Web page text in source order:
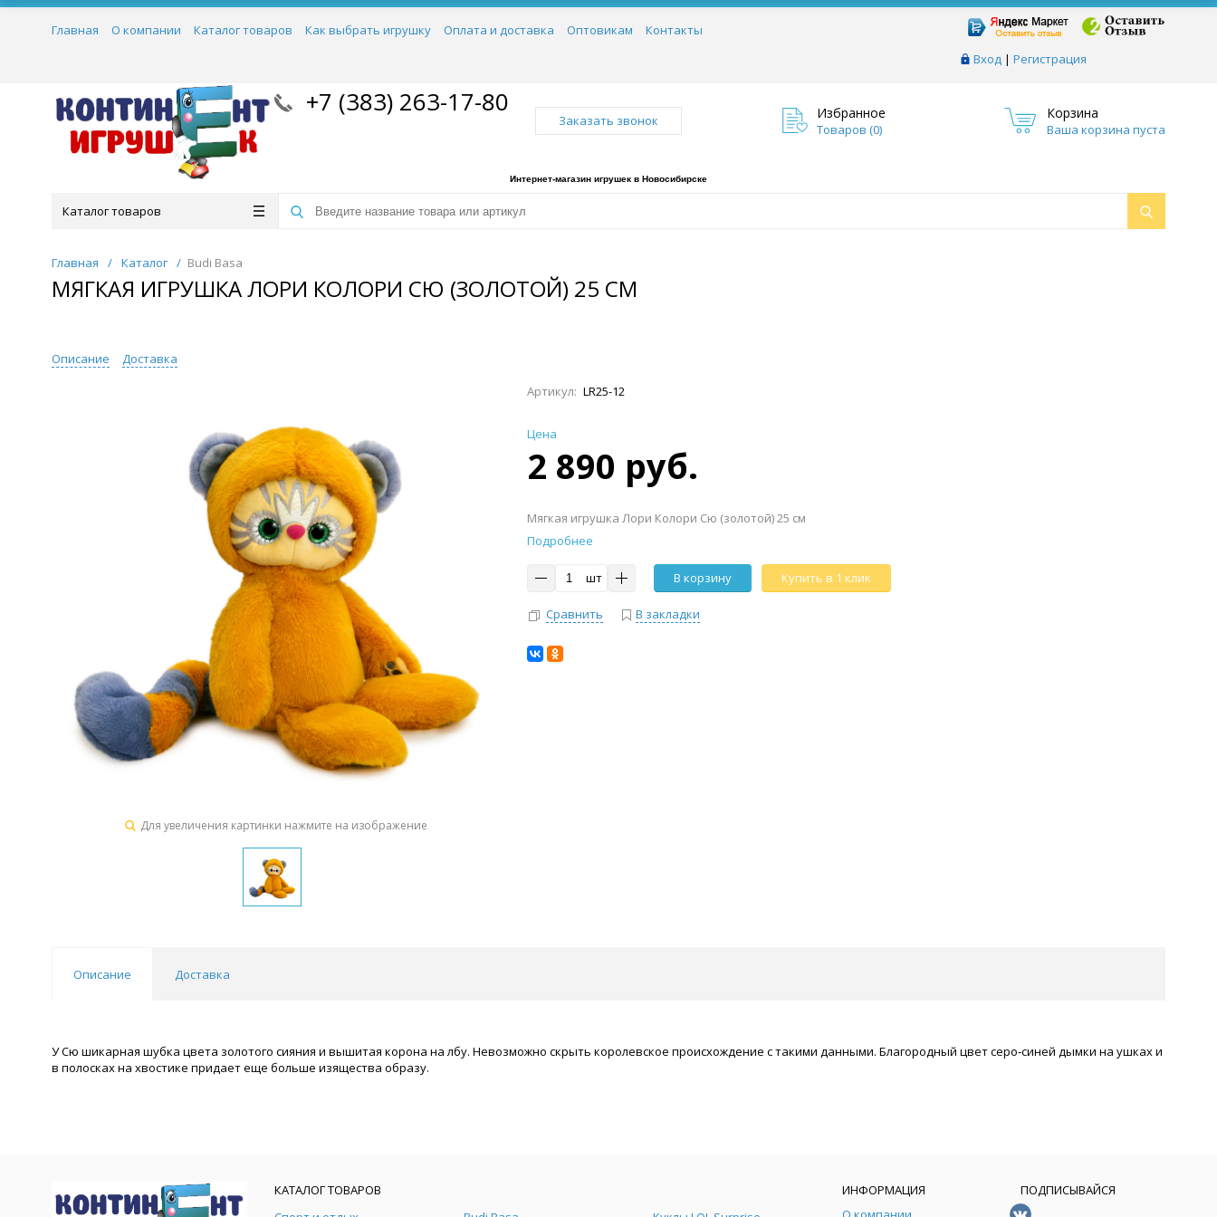
Вход | Регистрация
Главная О компании Каталог товаров Как выбрать игрушку Оплата и доставка Оптовикам Контакты
+7 (383) 263-17-80
Заказать звонок Избранное
Товаров (0)
Корзина
Ваша корзина пуста
Интернет-магазин игрушек в Новосибирске
Каталог товаров
Главная / Каталог / Budi Basa
МЯГКАЯ ИГРУШКА ЛОРИ КОЛОРИ СЮ (ЗОЛОТОЙ) 25 СМ
Описание Доставка
Для увеличения картинки нажмите на изображение
Артикул: LR25-12
Цена
2 890 руб.
Мягкая игрушка Лори Колори Сю (золотой) 25 см
Подробнее
шт В корзину Купить в 1 клик
Сравнить В закладки
Описание Доставка
У Сю шикарная шубка цвета золотого сияния и вышитая корона на лбу. Невозможно скрыть королевское происхождение с такими данными. Благородный цвет серо‑синей дымки на ушках и
в полосках на хвостике придает еще больше изящества образу.
КАТАЛОГ ТОВАРОВ
ИНФОРМАЦИЯ
ПОДПИСЫВАЙСЯ